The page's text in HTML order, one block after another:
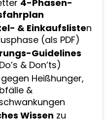
4-Phasen-
& Einkaufslisten
(als PDF)
Guidelines
& Don’ts)
gegen Heißhunger,
&
Wissen zu